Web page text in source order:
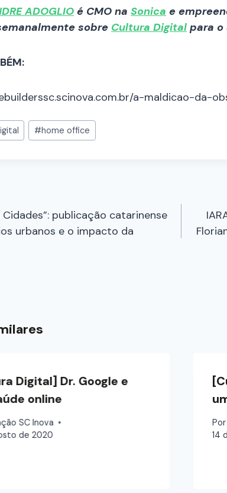
ADOGLIO é CMO na Sonica e
sobre Cultura Digital para o
a-maldicao-da-
#home office
publicação catarinense
urbanos e o impacto da
Digital] Dr. Google e
online
SC Inova
de 2020
Por
14